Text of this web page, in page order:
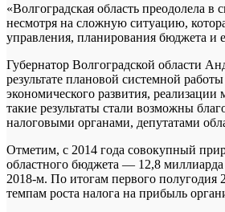
«Волгоградская область преодолела
несмотря на сложную ситуацию,
управления, планирования бюджета и
Губернатор Волгоградской области
результате плановой системной
экономического развития,
такие результаты стали возможны
налоговыми органами, депутатами
Отметим, с 2014 года совокупный
областного бюджета — 12,8
2018-м. По итогам первого полугодия
темпам роста налога на прибыль